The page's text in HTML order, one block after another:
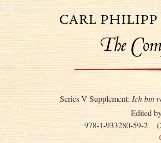
Series V Supplement:Ich bin
Edited
978-1-933280-59-2